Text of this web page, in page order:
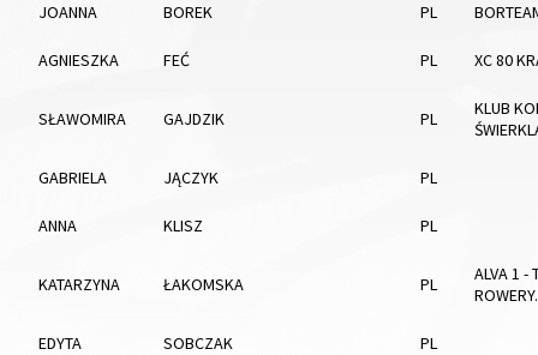
JOANNA BOREK PL
AGNIESZKA FEĆ PL XC 80
SŁAWOMIRA GAJDZIK PL
KLUB
GABRIELA JĄCZYK PL
ANNA KLISZ PL
KATARZYNA ŁAKOMSKA PL
ALVA 1 -
EDYTA SOBCZAK PL